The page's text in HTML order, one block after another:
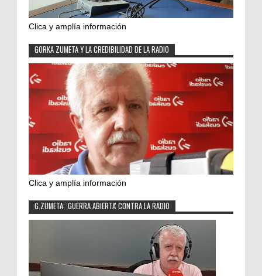
Clica y amplía información
GORKA ZUMETA Y LA CREDIBILIDAD DE LA RADIO
Clica y amplía información
G.ZUMETA: 'GUERRA ABIERTA' CONTRA LA RADIO